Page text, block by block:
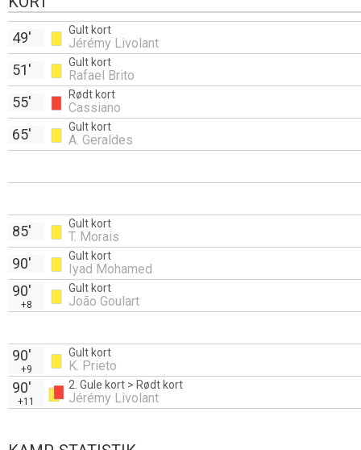
Gult kort
Jérémy Livolant
49'
Gult kort
Rafael Brito
51'
Rødt kort
Cassiano
55'
Gult kort
A. Geraldes
65'
Gult kort
T. Morais
85'
Gult kort
Iyad Mohamed
90'
Gult kort
João Goulart
90'
+8
Gult kort
K. Prieto
90'
+9
2. Gule kort > Rødt kort
Jérémy Livolant
90'
+11